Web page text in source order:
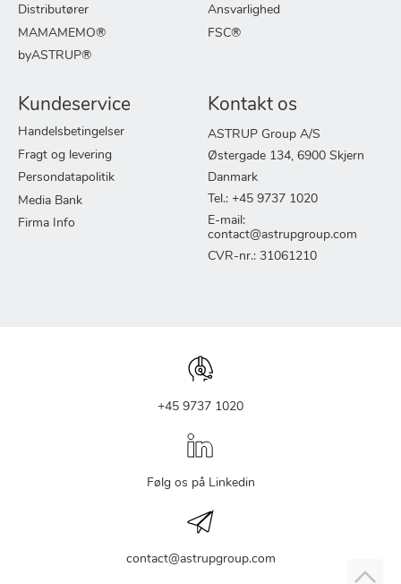
Distributører
MAMAMEMO®
byASTRUP®
Ansvarlighed
FSC®
Kundeservice
Handelsbetingelser
Fragt og levering
Persondatapolitik
Media Bank
Firma Info
Kontakt os
ASTRUP Group A/S
Østergade 134, 6900 Skjern
Danmark
Tel.: +45 9737 1020
E-mail:
contact@astrupgroup.com
CVR-nr.: 31061210
+45 9737 1020
Følg os på Linkedin
contact@astrupgroup.com